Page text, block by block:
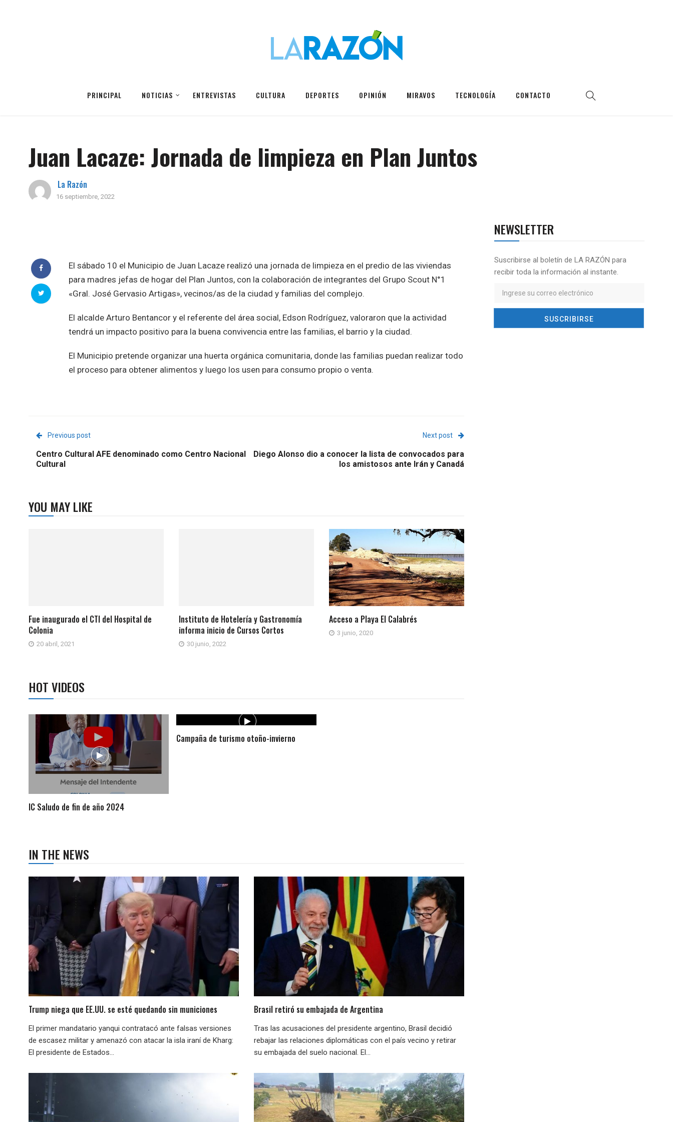
PRINCIPAL NOTICIAS ENTREVISTAS CULTURA DEPORTES OPINIÓN MIRAVOS TECNOLOGÍA CONTACTO
Juan Lacaze: Jornada de limpieza en Plan Juntos
La Razón
16 septiembre, 2022
El sábado 10 el Municipio de Juan Lacaze realizó una jornada de limpieza en el predio de las viviendas
para madres jefas de hogar del Plan Juntos, con la colaboración de integrantes del Grupo Scout N°1
«Gral. José Gervasio Artigas», vecinos/as de la ciudad y familias del complejo.
El alcalde Arturo Bentancor y el referente del área social, Edson Rodríguez, valoraron que la actividad
tendrá un impacto positivo para la buena convivencia entre las familias, el barrio y la ciudad.
El Municipio pretende organizar una huerta orgánica comunitaria, donde las familias puedan realizar todo
el proceso para obtener alimentos y luego los usen para consumo propio o venta.
Previous post
Centro Cultural AFE denominado como Centro Nacional
Cultural
Next post
Diego Alonso dio a conocer la lista de convocados para
los amistosos ante Irán y Canadá
YOU MAY LIKE
Fue inaugurado el CTI del Hospital de
Colonia
20 abril, 2021
Instituto de Hotelería y Gastronomía
informa inicio de Cursos Cortos
30 junio, 2022
Acceso a Playa El Calabrés
3 junio, 2020
HOT VIDEOS
IC Saludo de fin de año 2024
Campaña de turismo otoño-invierno
IN THE NEWS
Trump niega que EE.UU. se esté quedando sin municiones
El primer mandatario yanqui contratacó ante falsas versiones
de escasez militar y amenazó con atacar la isla iraní de Kharg:
El presidente de Estados...
Brasil retiró su embajada de Argentina
Tras las acusaciones del presidente argentino, Brasil decidió
rebajar las relaciones diplomáticas con el país vecino y retirar
su embajada del suelo nacional. El...
NEWSLETTER
Suscribirse al boletín de LA RAZÓN para
recibir toda la información al instante.